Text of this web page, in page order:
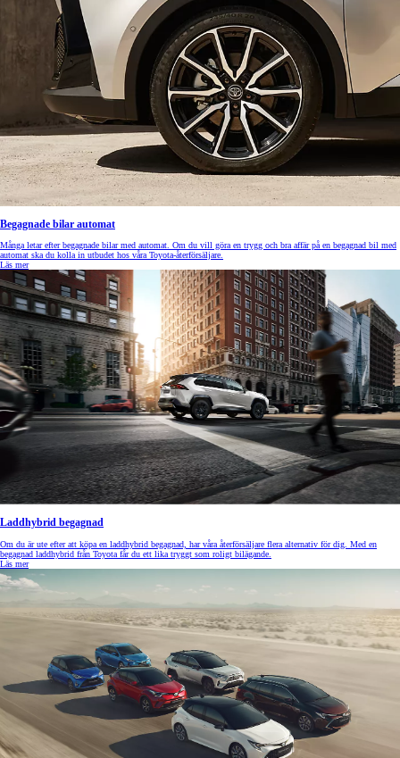
Begagnade bilar automat
Många letar efter begagnade bilar med automat. Om du vill göra en trygg och bra affär på en begagnad bil med
automat ska du kolla in utbudet hos våra Toyota-återförsäljare.
Läs mer
Laddhybrid begagnad
Om du är ute efter att köpa en laddhybrid begagnad, har våra återförsäljare flera alternativ för dig. Med en
begagnad laddhybrid från Toyota får du ett lika tryggt som roligt bilägande.
Läs mer